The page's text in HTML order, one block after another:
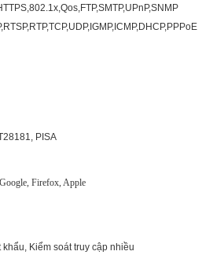
PISA
Firefox, Apple
khẩu, Kiểm soát truy cập nhiều